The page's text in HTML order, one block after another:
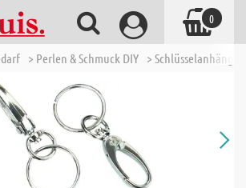
> Perlen & Schmuck DIY >
0